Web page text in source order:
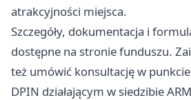
atrakcyjności miejsca.
Szczegóły, dokumentacja i
dostępne na stronie funduszu.
też umówić konsultację w
DPIN działającym w siedzibie